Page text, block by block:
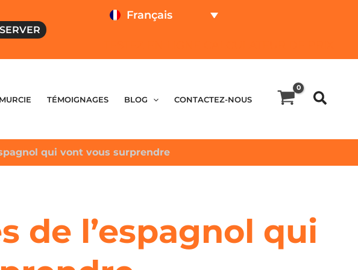
Français
MURCIE TÉMOIGNAGES BLOG CONTACTEZ-NOUS
qui vont vous surprendre
de l’espagnol qui